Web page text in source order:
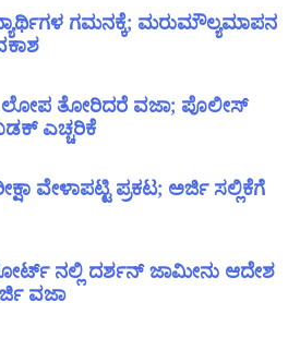
ಗಮನಕ್ಕೆ; ಮರುಮೌಲ್ಯಮಾಪನ
ಲೋಪ ತೋರಿದರೆ ವಜಾ; ಪೊಲೀಸ್
ಎಚ್ಚರಿಕೆ
ವೇಳಾಪಟ್ಟಿ ಪ್ರಕಟ; ಅರ್ಜಿ ಸಲ್ಲಿಕೆಗೆ
ನಲ್ಲಿ ದರ್ಶನ್ ಜಾಮೀನು ಆದೇಶ
ವಜಾ